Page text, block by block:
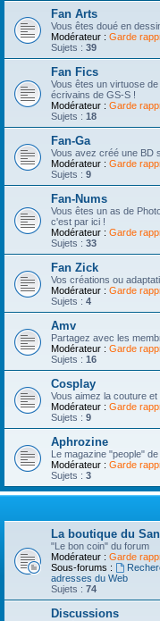
Fan Arts
Vous êtes doué en
Modérateur : Garde
Sujets : 39
Fan Fics
Vous êtes un virtuose
écrivains de GS-S !
Modérateur : Garde
Sujets : 18
Fan-Ga
Vous avez créé une BD
Modérateur : Garde
Sujets : 9
Fan-Nums
Vous êtes un as de
c'est par ici !
Modérateur : Garde
Sujets : 33
Fan Zick
Vos créations ou
Modérateur : Garde
Sujets : 4
Amv
Partagez avec les
Modérateur : Garde
Sujets : 16
Cosplay
Vous aimez la couture
Modérateur : Garde
Sujets : 9
Aphrozine
Le magazine "people"
Modérateur : Garde
Sujets : 3
La boutique du
"Le bon coin" du forum
Modérateur : Garde
Sous-forums :
adresses du Web
Sujets : 74
Discussions